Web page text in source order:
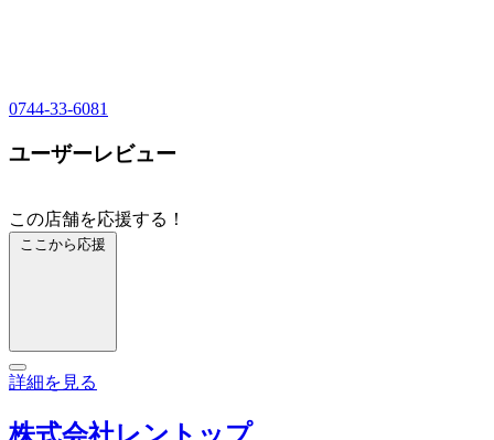
0744-33-6081
ユーザーレビュー
この店舗を応援する！
ここから応援
詳細を見る